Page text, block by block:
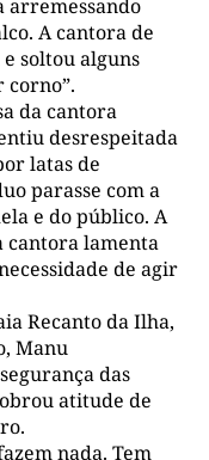
arremessando
A cantora de
soltou alguns
corno”.
da cantora
desrespeitada
latas de
parasse com a
e do público. A
cantora lamenta
de agir
Recanto da Ilha,
Manu
das
atitude de
nada. Tem